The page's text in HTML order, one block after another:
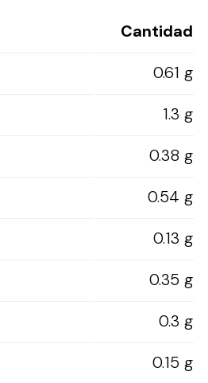
Cantidad
0.61 g
1.3 g
0.38 g
0.54 g
0.13 g
0.35 g
0.3 g
0.15 g